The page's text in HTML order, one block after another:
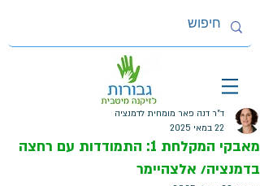
מאבקי המקלחת 1: התמודדות עם רחצה
בדמנציה/ אלצהיימר
ד"ר דנה פאר מומחית לדמנציה
22 במאי 2025